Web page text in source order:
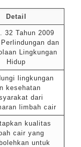
Detail
32 Tahun 2009
dan
Lingkungan
Hidup
lingkungan
kesehatan
dari
limbah cair
kualitas
cair yang
untuk